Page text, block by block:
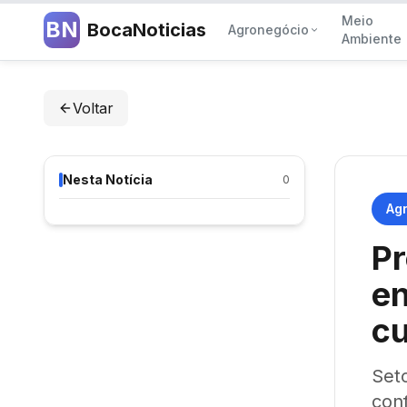
BN BocaNoticias Agronegócio
Meio
Ambiente
Voltar
Nesta Notícia 0